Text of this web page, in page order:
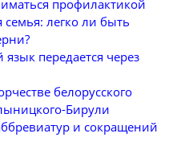
профилактикой
легко ли быть
язык передается через
белорусского
Бирули
и сокращений